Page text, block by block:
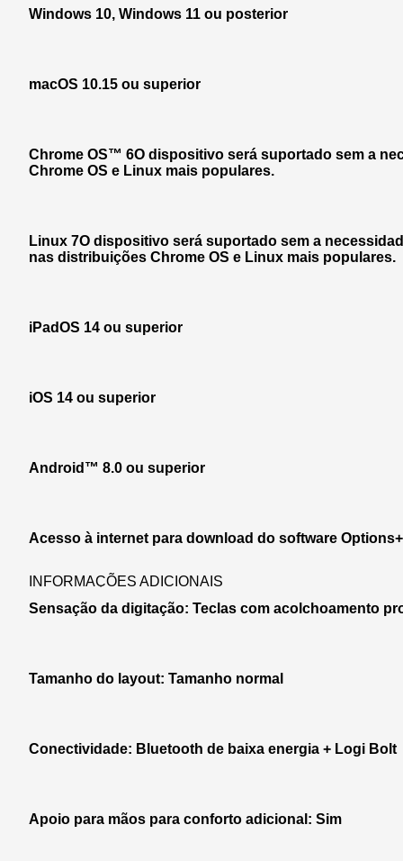
Windows 10, Windows 11 ou posterior
macOS 10.15 ou superior
Chrome OS™ 6O dispositivo será suportado sem a
Chrome OS e Linux mais populares.
Linux 7O dispositivo será suportado sem a
nas distribuições Chrome OS e Linux mais populares.
iPadOS 14 ou superior
iOS 14 ou superior
Android™ 8.0 ou superior
Acesso à internet para download do software Options+
INFORMAÇÕES ADICIONAIS
Sensação da digitação: Teclas com acolchoamento
Tamanho do layout: Tamanho normal
Conectividade: Bluetooth de baixa energia + Logi Bolt
Apoio para mãos para conforto adicional: Sim